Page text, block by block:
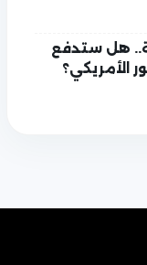
هل ستدفع
الأمريكي؟